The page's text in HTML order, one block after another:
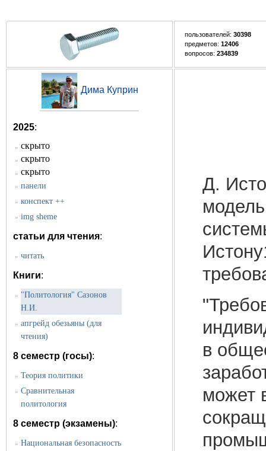
пользователей: 30398
предметов: 12406
вопросов: 234839
Дима Куприн
2025:
» скрыто
» скрыто
» скрыто
» панели
» конспект ++
» img sheme
статьи для чтения:
» читать
Книги:
» "Политология" Сазонов
Н.И.
» апгрейд обезьяны (для
чтения)
8 семестр (госы):
» Теория политики
» Сравнительная
политология
8 семестр (экзамены):
» Национальная безопасность
Д.
в
может